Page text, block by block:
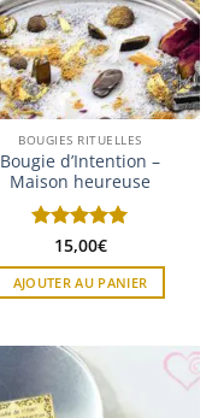
BOUGIES RITUELLES
Bougie d’Intention –
Maison heureuse
Note5sur
5
15,00€
AJOUTER AU PANIER